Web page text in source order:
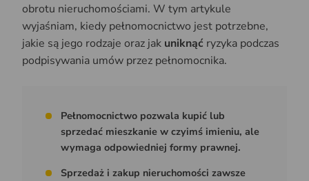
obrotu nieruchomościami. W tym artykule
wyjaśniam, kiedy pełnomocnictwo jest potrzebne,
jakie są jego rodzaje oraz jak uniknąć ryzyka podczas
podpisywania umów przez pełnomocnika.
Pełnomocnictwo pozwala kupić lub
sprzedać mieszkanie w czyimś imieniu, ale
wymaga odpowiedniej formy prawnej.
Sprzedaż i zakup nieruchomości zawsze